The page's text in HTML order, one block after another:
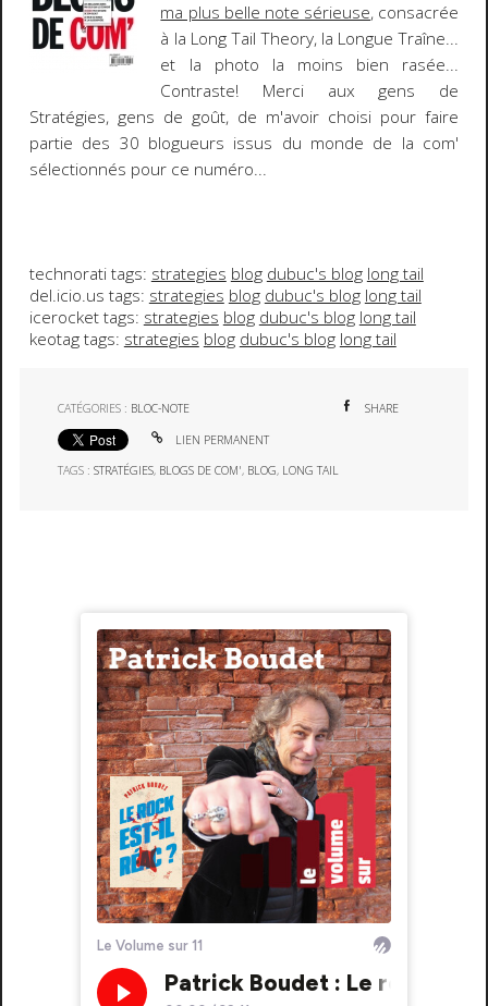
ma plus belle note sérieuse, consacrée
à la Long Tail Theory, la Longue Traîne...
et la photo la moins bien rasée...
Contraste! Merci aux gens de
Stratégies, gens de goût, de m'avoir choisi pour faire
partie des 30 blogueurs issus du monde de la com'
sélectionnés pour ce numéro...
technorati tags: strategies blog dubuc's blog long tail
del.icio.us tags: strategies blog dubuc's blog long tail
icerocket tags: strategies blog dubuc's blog long tail
keotag tags: strategies blog dubuc's blog long tail
CATÉGORIES : BLOC-NOTE SHARE
LIEN PERMANENT
TAGS :STRATÉGIES, BLOGS DE COM', BLOG, LONG TAIL